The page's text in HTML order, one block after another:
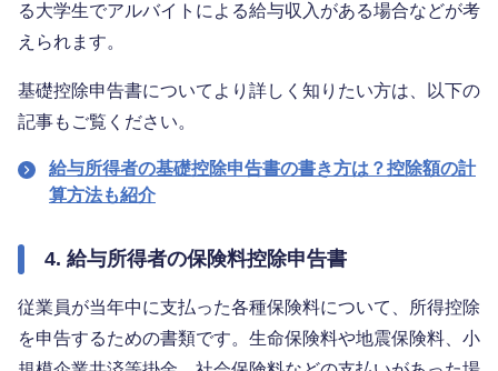
る大学生でアルバイトによる給与収入がある場合などが考
えられます。
基礎控除申告書についてより詳しく知りたい方は、以下の
記事もご覧ください。
給与所得者の基礎控除申告書の書き方は？控除額の計
算方法も紹介
4. 給与所得者の保険料控除申告書
従業員が当年中に支払った各種保険料について、所得控除
を申告するための書類です。生命保険料や地震保険料、小